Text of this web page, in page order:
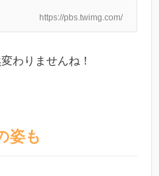
https://pbs.twimg.com/
わりませんね！
姿も